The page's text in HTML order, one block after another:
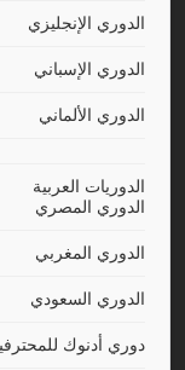
الدوري الإنجليزي
الدوري الإسباني
الدوري الألماني
الدوريات العربية
الدوري المصري
الدوري المغربي
الدوري السعودي
دوري أدنوك